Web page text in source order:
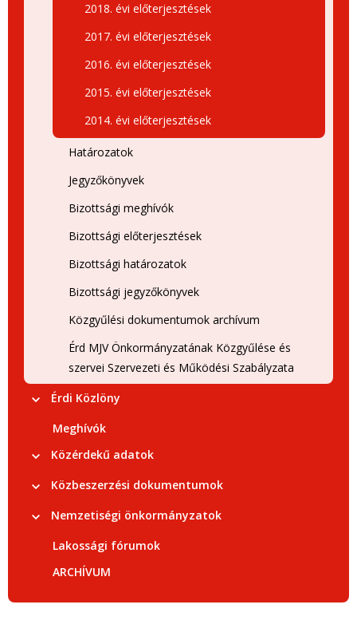
2018. évi előterjesztések
2017. évi előterjesztések
2016. évi előterjesztések
2015. évi előterjesztések
2014. évi előterjesztések
Határozatok
Jegyzőkönyvek
Bizottsági meghívók
Bizottsági előterjesztések
Bizottsági határozatok
Bizottsági jegyzőkönyvek
Közgyűlési dokumentumok archívum
Érd MJV Önkormányzatának Közgyűlése és
szervei Szervezeti és Működési Szabályzata
Érdi Közlöny
Meghívók
Közérdekű adatok
Közbeszerzési dokumentumok
Nemzetiségi önkormányzatok
Lakossági fórumok
ARCHÍVUM